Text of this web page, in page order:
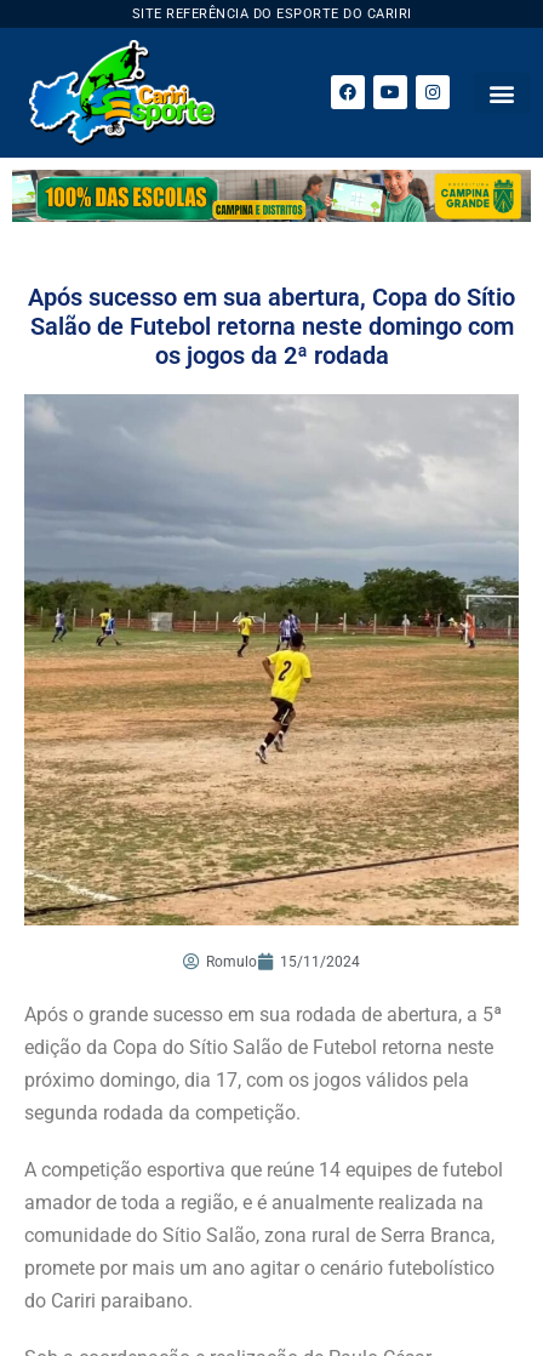
SITE REFERÊNCIA DO ESPORTE DO CARIRI
Após sucesso em sua abertura, Copa do Sítio
Salão de Futebol retorna neste domingo com
os jogos da 2ª rodada
Romulo 15/11/2024
Após o grande sucesso em sua rodada de abertura, a 5ª
edição da Copa do Sítio Salão de Futebol retorna neste
próximo domingo, dia 17, com os jogos válidos pela
segunda rodada da competição.
A competição esportiva que reúne 14 equipes de futebol
amador de toda a região, e é anualmente realizada na
comunidade do Sítio Salão, zona rural de Serra Branca,
promete por mais um ano agitar o cenário futebolístico
do Cariri paraibano.